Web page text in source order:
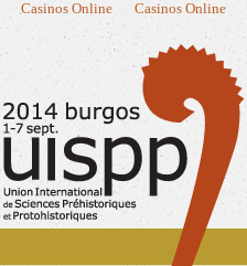
Casinos Online Casinos Online